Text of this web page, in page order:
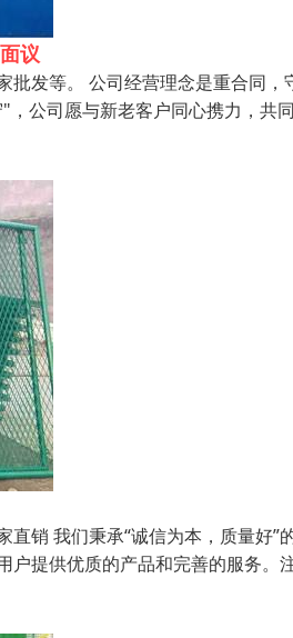
面议
发等。 公司经营理念是重合同
公司愿与新老客户同心携力，共
销 我们秉承“诚信为本，质量好
提供优质的产品和完善的服务。